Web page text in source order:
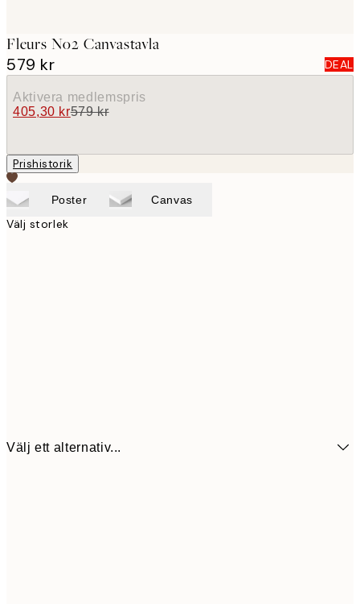
Fleurs No2 Canvastavla
579 kr DEAL
Aktivera medlemspris
405,30 kr579 kr
Prishistorik
Poster Canvas
Välj storlek
Välj ett alternativ...